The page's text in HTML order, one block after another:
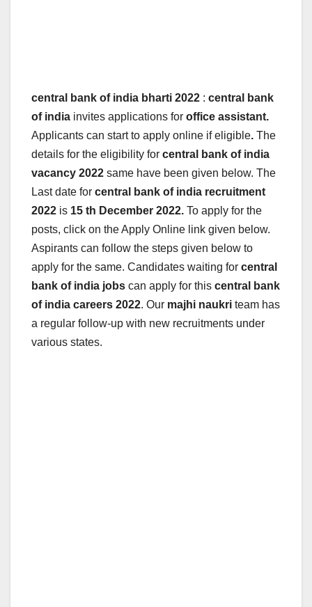
central bank of india bharti 2022 : central bank
of india invites applications for office assistant.
Applicants can start to apply online if eligible. The
details for the eligibility for central bank of india
vacancy 2022 same have been given below. The
Last date for central bank of india recruitment
2022 is 15 th December 2022. To apply for the
posts, click on the Apply Online link given below.
Aspirants can follow the steps given below to
apply for the same. Candidates waiting for central
bank of india jobs can apply for this central bank
of india careers 2022. Our majhi naukri team has
a regular follow-up with new recruitments under
various states.